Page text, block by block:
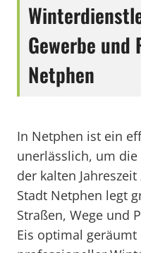
Gewerbe
Netphen
In Netphen ist ein
unerlässlich, um
der kalten
Stadt Netphen legt
Straßen, Wege und
Eis optimal